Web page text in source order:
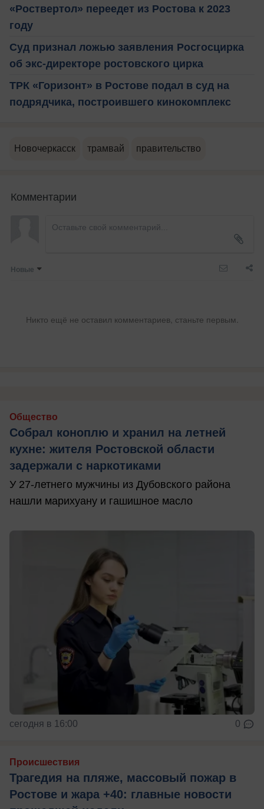
«Роствертол» переедет из Ростова к 2023
году
Суд признал ложью заявления Росгосцирка
об экс-директоре ростовского цирка
ТРК «Горизонт» в Ростове подал в суд на
подрядчика, построившего кинокомплекс
Новочеркасск трамвай правительство
Комментарии
Новые
Никто ещё не оставил комментариев, станьте первым.
Общество
Собрал коноплю и хранил на летней
кухне: жителя Ростовской области
задержали с наркотиками
У 27-летнего мужчины из Дубовского района
нашли марихуану и гашишное масло
сегодня в 16:00 0
Происшествия
Трагедия на пляже, массовый пожар в
Ростове и жара +40: главные новости